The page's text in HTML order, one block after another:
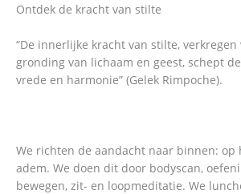
Ontdek de kracht van stilte
“De innerlijke kracht van stilte,
gronding van lichaam en geest, schept
vrede en harmonie” (Gelek Rimpoche).
We richten de aandacht naar binnen: op
adem. We doen dit door bodyscan,
bewegen, zit- en loopmeditatie. We